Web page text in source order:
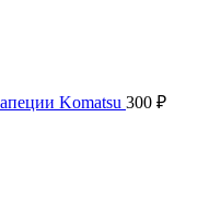
Komatsu 300 ₽